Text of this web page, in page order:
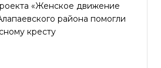
«Женское движение
района помогли
кресту